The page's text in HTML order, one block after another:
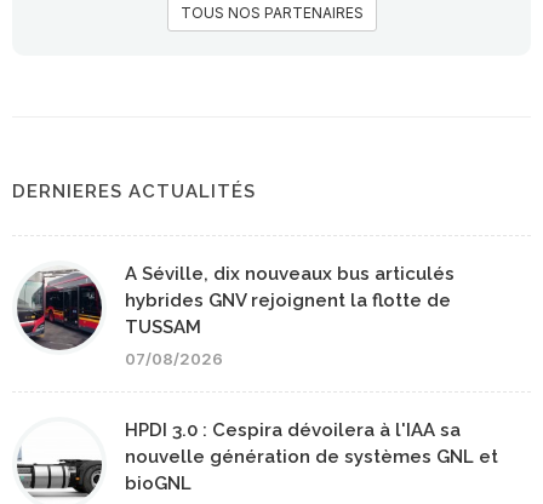
TOUS NOS PARTENAIRES
DERNIERES ACTUALITÉS
A Séville, dix nouveaux bus articulés
hybrides GNV rejoignent la flotte de
TUSSAM
07/08/2026
HPDI 3.0 : Cespira dévoilera à l'IAA sa
nouvelle génération de systèmes GNL et
bioGNL